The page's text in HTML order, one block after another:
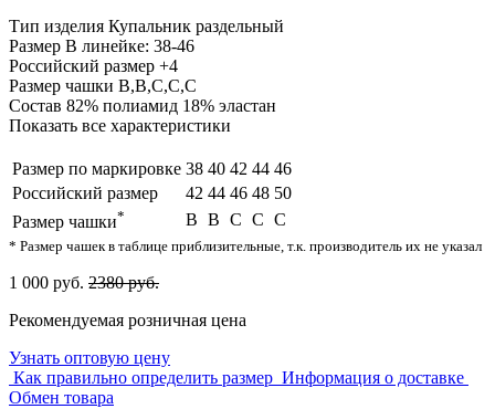
Тип изделия Купальник раздельный
Размер В линейке: 38-46
Российский размер +4
Размер чашки B,B,C,C,C
Состав 82% полиамид 18% эластан
Показать все характеристики
Размер по маркировке 38 40 42 44 46
Российский размер
42 44 46 48 50
Размер чашки* B B C C C
* Размер чашек в таблице приблизительные, т.к. производитель их не указал
1 000 руб. 2380 руб.
Рекомендуемая розничная цена
Узнать оптовую цену
Как правильно определить размер Информация о доставке
Обмен товара